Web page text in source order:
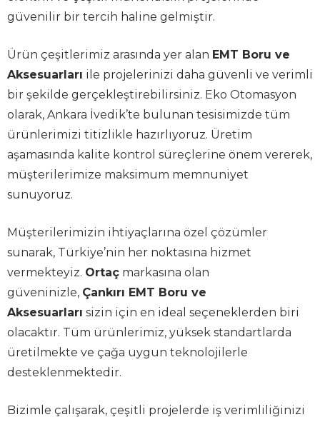
güvenilir bir tercih haline gelmiştir.
Ürün çeşitlerimiz arasında yer alan EMT Boru ve
Aksesuarları ile projelerinizi daha güvenli ve verimli
bir şekilde gerçekleştirebilirsiniz. Eko Otomasyon
olarak, Ankara İvedik’te bulunan tesisimizde tüm
ürünlerimizi titizlikle hazırlıyoruz. Üretim
aşamasında kalite kontrol süreçlerine önem vererek,
müşterilerimize maksimum memnuniyet
sunuyoruz.
Müşterilerimizin ihtiyaçlarına özel çözümler
sunarak, Türkiye’nin her noktasına hizmet
vermekteyiz. Ortaç markasına olan
güveninizle, Çankırı EMT Boru ve
Aksesuarları sizin için en ideal seçeneklerden biri
olacaktır. Tüm ürünlerimiz, yüksek standartlarda
üretilmekte ve çağa uygun teknolojilerle
desteklenmektedir.
Bizimle çalışarak, çeşitli projelerde iş verimliliğinizi